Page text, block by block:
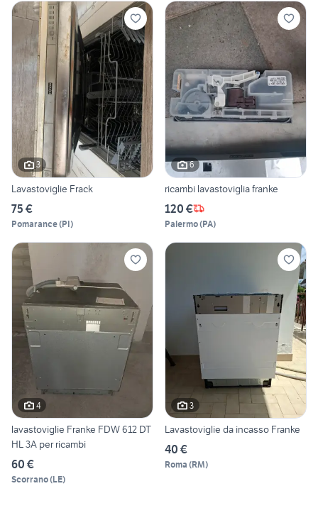
3
Lavastoviglie Frack
75 €
Pomarance(PI)
6
ricambi lavastoviglia franke
120 €
Palermo(PA)
4
lavastoviglie Franke FDW 612 DT
HL 3A per ricambi
60 €
Scorrano(LE)
3
Lavastoviglie da incasso Franke
40 €
Roma (RM)